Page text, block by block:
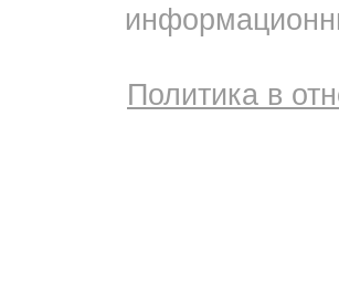
Политика в